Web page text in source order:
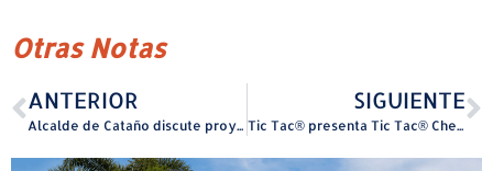
Otras Notas
ANTERIOR
Alcalde de Cataño discute proyectos medulares con nueva Secretaria de la Vivienda
SIGUIENTE
Tic Tac® presenta Tic Tac® Chewy!